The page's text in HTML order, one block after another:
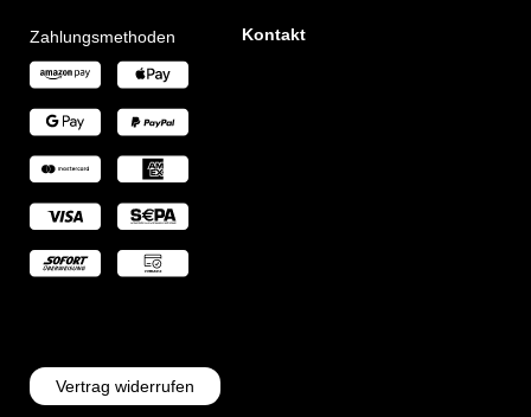
Zahlungsmethoden
Vertrag widerrufen
Kontakt